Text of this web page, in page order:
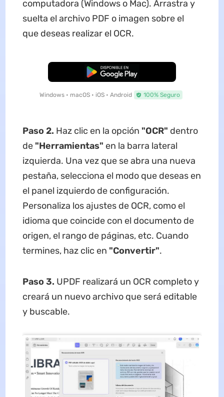
computadora (Windows o Mac). Arrastra y
suelta el archivo PDF o imagen sobre el
que deseas realizar el OCR.
Descarga Gratuita
Windows • macOS • iOS • Android 100% Seguro
Paso 2. Haz clic en la opción "OCR" dentro
de"Herramientas" en la barra lateral
izquierda. Una vez que se abra una nueva
pestaña, selecciona el modo que deseas en
el panel izquierdo de configuración.
Personaliza los ajustes de OCR, como el
idioma que coincide con el documento de
origen, el rango de páginas, etc. Cuando
termines, haz clic en "Convertir".
Paso 3. UPDF realizará un OCR completo y
creará un nuevo archivo que será editable
y buscable.